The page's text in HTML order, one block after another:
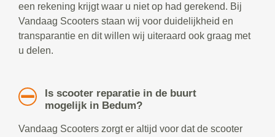
een rekening krijgt waar u niet op had gerekend. Bij
Vandaag Scooters staan wij voor duidelijkheid en
transparantie en dit willen wij uiteraard ook graag met
u delen.
Is scooter reparatie in de buurt
mogelijk in Bedum?
Vandaag Scooters zorgt er altijd voor dat de scooter